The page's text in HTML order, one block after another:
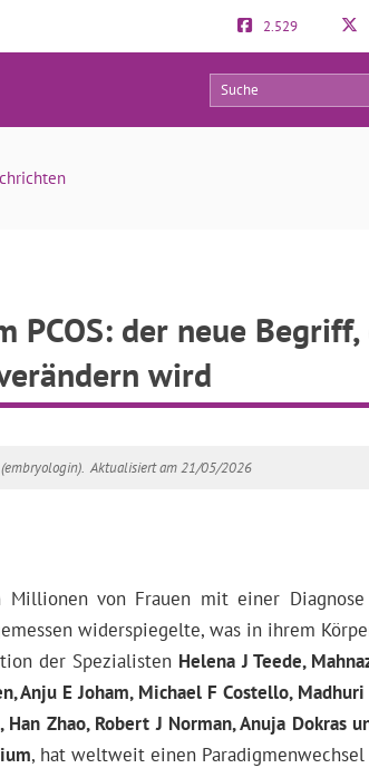
2.529
wird
4 0
PCOS: der neue
wird
(embryologin). Aktualisiert am 21/05/2026
Millionen von Frauen mit einer
widerspiegelte, was in ihrem
der Spezialisten Helena J Teede,
Anju E Joham, Michael F Costello,
Han Zhao, Robert J Norman, Anuja Dokras
, hat weltweit einen